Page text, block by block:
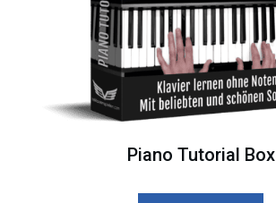
Piano Tutorial Box